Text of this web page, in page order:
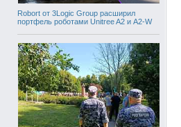
Robort от 3Logic Group расширил
портфель роботами Unitree A2 и A2-W